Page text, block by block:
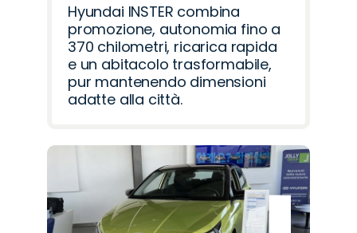
Hyundai INSTER combina
promozione, autonomia fino a
370 chilometri, ricarica rapida
e un abitacolo trasformabile,
pur mantenendo dimensioni
adatte alla città.